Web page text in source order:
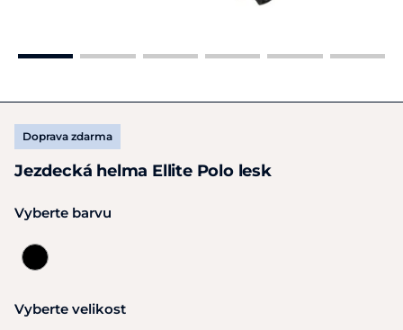
Doprava zdarma
Jezdecká helma Ellite Polo lesk
Vyberte barvu
Vyberte velikost